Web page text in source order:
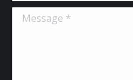
Message *